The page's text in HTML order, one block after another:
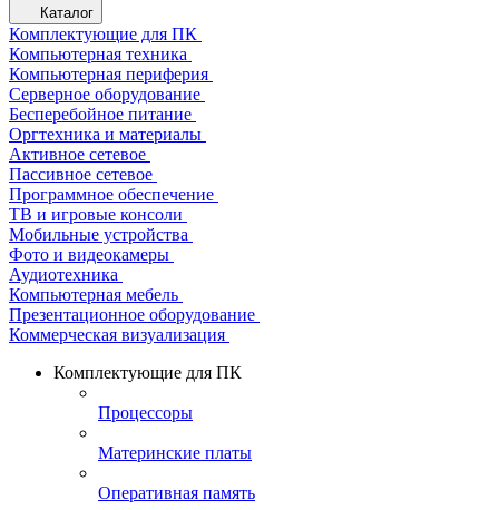
Каталог
Комплектующие для ПК
Компьютерная техника
Компьютерная периферия
Серверное оборудование
Бесперебойное питание
Оргтехника и материалы
Активное сетевое
Пассивное сетевое
Программное обеспечение
ТВ и игровые консоли
Мобильные устройства
Фото и видеокамеры
Аудиотехника
Компьютерная мебель
Презентационное оборудование
Коммерческая визуализация
Комплектующие для ПК
Процессоры
Материнские платы
Оперативная память